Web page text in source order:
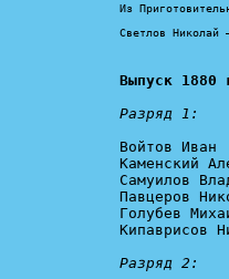
Из
Светлов Николай
Выпуск 1880
Разряд 1:
Войтов Иван
Каменский
Самуилов
Павцеров
Голубев
Кипаврисов
Разряд 2: